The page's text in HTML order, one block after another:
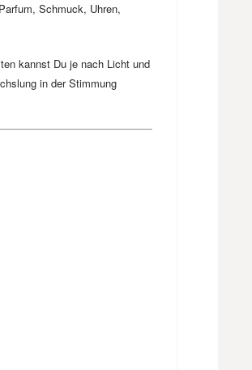
Schmuck, Uhren,
kannst Du je nach Licht und
in der Stimmung